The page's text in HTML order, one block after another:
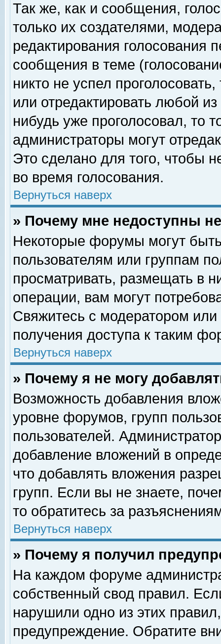
Так же, как и сообщения,
только их создателями,
редактирования голосования
сообщения в теме
никто не успел
или отредактировать любой
нибудь уже проголосовал, то
администраторы могут
Это сделано для того, чтобы
во время голосования.
Вернуться наверх
» Почему мне недоступны
Некоторые форумы могут
пользователям или группам
просматривать, размещать в
операции, вам могут
Свяжитесь с модератором
получения доступа к таким
Вернуться наверх
» Почему я не могу
Возможность добавления
уровне форумов, групп
пользователей.
добавление вложений в
что добавлять вложения
групп. Если вы не знаете,
то обратитесь за
Вернуться наверх
» Почему я получил
На каждом форуме
собственный свод правил.
нарушили одно из этих
предупреждение. Обратите